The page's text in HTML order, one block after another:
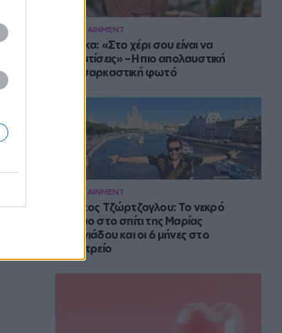
ENTERTAINMENT
Μπάρκα: «Στο χέρι σου είναι να
αδυνατίσεις» – Η πιο απολαυστική
αυτοσαρκαστική φωτό
ENTERTAINMENT
Στράτος Τζώρτζογλου: Το νεκρό
έμβρυο στο σπίτι της Μαρίας
Γεωργιάδου και οι 6 μήνες στο
ψυχιατρείο